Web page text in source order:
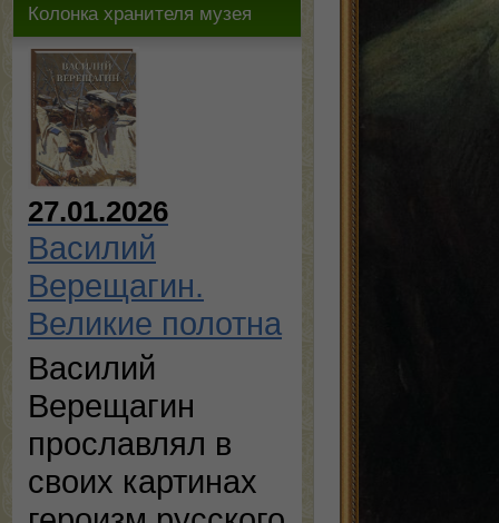
Колонка хранителя музея
27.01.2026
Василий
Верещагин.
Великие полотна
Василий
Верещагин
прославлял в
своих картинах